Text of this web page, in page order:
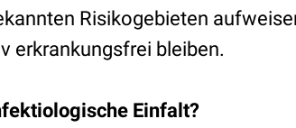
Risikogebieten
erkrankungsfrei bleiben.
Einfalt?